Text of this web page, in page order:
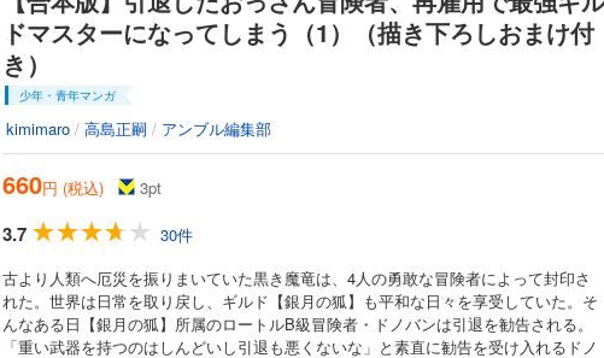
ドマスターになってしまう（1）（描き下ろしおまけ付
き）
少年・青年マンガ
kimimaro / 高島正嗣 / アンブル編集部
660円 (税込) 3pt
3.7
30件
古より人類へ厄災を振りまいていた黒き魔竜は、4人の勇敢な冒険者によって封印さ
れた。世界は日常を取り戻し、ギルド【銀月の狐】も平和な日々を享受していた。そ
んなある日【銀月の狐】所属のロートルB級冒険者・ドノバンは引退を勧告される。
「重い武器を持つのはしんどいし引退も悪くないな」と素直に勧告を受け入れるドノ